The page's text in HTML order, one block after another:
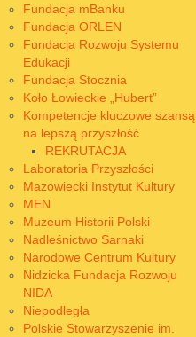
Fundacja mBanku
Fundacja ORLEN
Fundacja Rozwoju Systemu
Edukacji
Fundacja Stocznia
Koło Łowieckie „Hubert”
Kompetencje kluczowe szansą
na lepszą przyszłość
REKRUTACJA
Laboratoria Przyszłości
Mazowiecki Instytut Kultury
MEN
Muzeum Historii Polski
Nadleśnictwo Sarnaki
Narodowe Centrum Kultury
Nidzicka Fundacja Rozwoju
NIDA
Niepodległa
Polskie Stowarzyszenie im.